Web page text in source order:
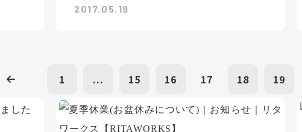
2017.05.19
1 ... 15 16 17 18 19